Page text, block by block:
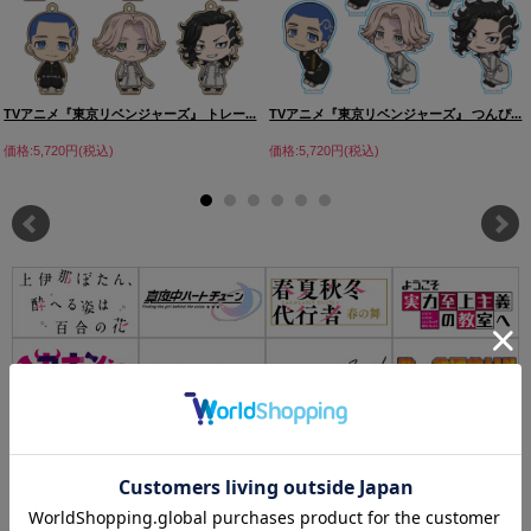
TVアニメ『東京リベンジャーズ』 トレー...
価格:5,720円(税込)
TVアニメ『東京リベンジャーズ』 つんぴ...
価格:5,720円(税込)